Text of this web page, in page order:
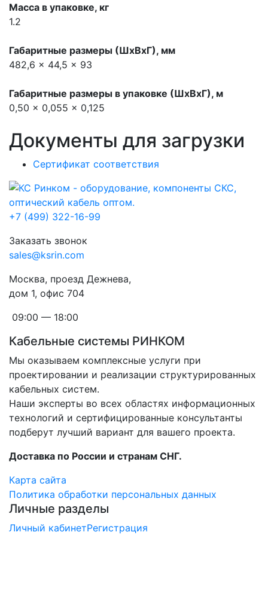
Масса в упаковке, кг
1.2
Габаритные размеры (ШхВхГ), мм
482,6 x 44,5 x 93
Габаритные размеры в упаковке (ШхВхГ), м
0,50 x 0,055 x 0,125
Документы для загрузки
Сертификат соответствия
+7 (499) 322-16-99
Заказать звонок
sales@ksrin.com
Москва, проезд Дежнева,
дом 1, офис 704
09:00 — 18:00
Кабельные системы РИНКОМ
Мы оказываем комплексные услуги при
проектировании и реализации структурированных
кабельных систем.
Наши эксперты во всех областях информационных
технологий и сертифицированные консультанты
подберут лучший вариант для вашего проекта.
Доставка по России и странам СНГ.
Карта сайта
Политика обработки персональных данных
Личные разделы
Личный кабинетРегистрация